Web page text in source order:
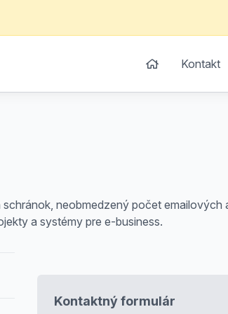
Kontakt
neobmedzený počet emailových
a systémy pre e-business.
Kontaktný formulár